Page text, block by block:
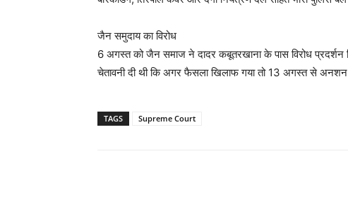
जैन समुदाय का विरोध
6 अगस्त को जैन समाज ने दादर कबूतरखाना के पास विरोध
चेतावनी दी थी कि अगर फैसला खिलाफ गया तो 13 अगस्त से अनशन
TAGS Supreme Court